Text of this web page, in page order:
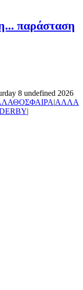
παράσταση
8 undefined 2026
|ΑΛΛΑ
|